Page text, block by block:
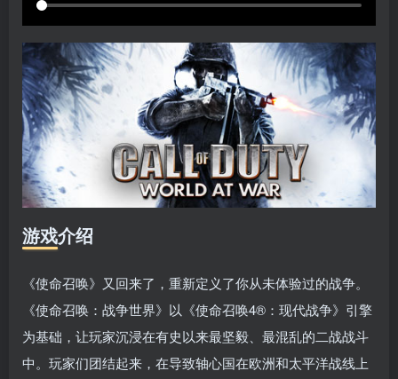
游戏介绍
《使命召唤》又回来了，重新定义了你从未体验过的战争。
《使命召唤：战争世界》以《使命召唤4®：现代战争》引擎
为基础，让玩家沉浸在有史以来最坚毅、最混乱的二战战斗
中。玩家们团结起来，在导致轴心国在欧洲和太平洋战线上